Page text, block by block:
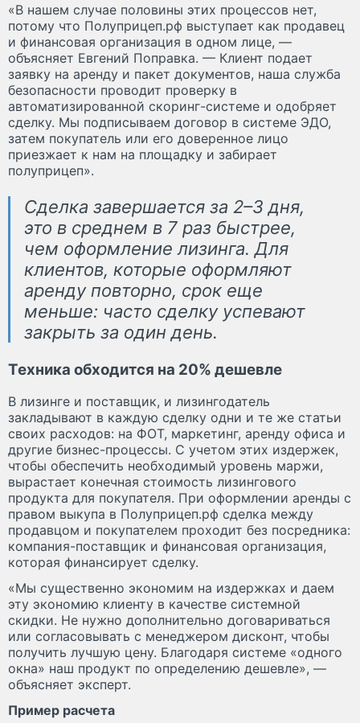
«В нашем случае половины этих процессов нет,
потому что Полуприцеп.рф выступает как продавец
и финансовая организация в одном лице, —
объясняет Евгений Поправка. — Клиент подает
заявку на аренду и пакет документов, наша служба
безопасности проводит проверку в
автоматизированной скоринг-системе и одобряет
сделку. Мы подписываем договор в системе ЭДО,
затем покупатель или его доверенное лицо
приезжает к нам на площадку и забирает
полуприцеп».
Сделка завершается за 2–3 дня,
это в среднем в 7 раз быстрее,
чем оформление лизинга. Для
клиентов, которые оформляют
аренду повторно, срок еще
меньше: часто сделку успевают
закрыть за один день.
Техника обходится на 20% дешевле
В лизинге и поставщик, и лизингодатель
закладывают в каждую сделку одни и те же статьи
своих расходов: на ФОТ, маркетинг, аренду офиса и
другие бизнес-процессы. С учетом этих издержек,
чтобы обеспечить необходимый уровень маржи,
вырастает конечная стоимость лизингового
продукта для покупателя. При оформлении аренды с
правом выкупа в Полуприцеп.рф сделка между
продавцом и покупателем проходит без посредника:
компания-поставщик и финансовая организация,
которая финансирует сделку.
«Мы существенно экономим на издержках и даем
эту экономию клиенту в качестве системной
скидки. Не нужно дополнительно договариваться
или согласовывать с менеджером дисконт, чтобы
получить лучшую цену. Благодаря системе «одного
окна» наш продукт по определению дешевле», —
объясняет эксперт.
Пример расчета